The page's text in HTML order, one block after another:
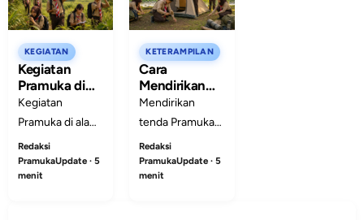
dan siap
kegiatan
lapangan.
tujuan, tips
persiapan, dan
catatan
pembina.
KEGIATAN
Kegiatan
Pramuka di
Alam Terbuka
Kegiatan
Pramuka di alam
terbuka melatih
kemandirian,
kerja sama,
Redaksi
PramukaUpdate · 5
menit
KETERAMPILAN
Cara
Mendirikan
Tenda
Pramuka
Mendirikan
tenda Pramuka
melatih kerja
sama, kerapian,
keselamatan,
Redaksi
PramukaUpdate · 5
menit